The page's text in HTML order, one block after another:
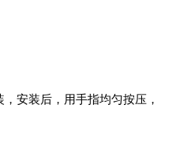
安装后，用手指均匀按压，